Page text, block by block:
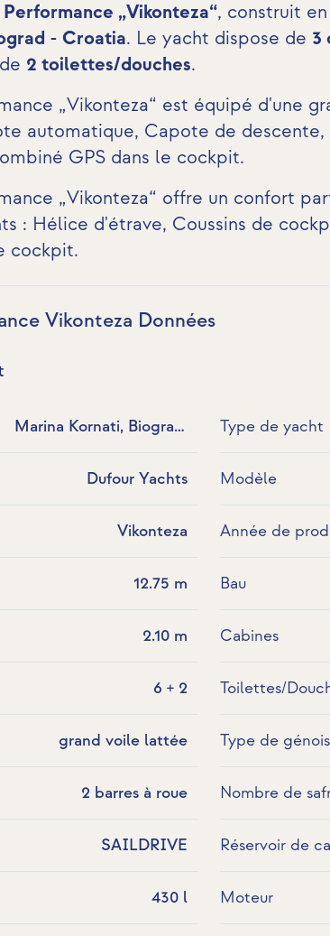
„Vikonteza“, construit en
- Croatia. Le yacht dispose de 3
2 toilettes/douches.
„Vikonteza“ est équipé d'une
automatique, Capote de descente,
GPS dans le cockpit.
„Vikonteza“ offre un confort
: Hélice d'étrave, Coussins de
cockpit.
Vikonteza Données
Marina Kornati, Biograd,
Type de yacht
Dufour Yachts Modèle
Vikonteza Année de
12.75 m Bau
2.10 m Cabines
6 + 2 Toilettes/
grand voile lattée Type de génois
2 barres à roue Nombre de
SAILDRIVE Réservoir de
430 l Moteur